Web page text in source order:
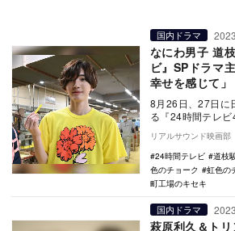
国内ドラマ
なにわ男子 道
ビ』SPドラマ
幸せを感じて」
8月26日、27日に
る『24時間テレ
『虹色のチョー
工場…
リアルサウンド映画部
24時間テレビ
道枝
色のチョーク
虹色の
町工場のキセキ
国内ドラマ
萩原利久＆ト